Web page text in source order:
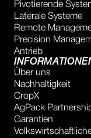
Pivotierende
Laterale Systeme
Remote
Precision
Antrieb
Über uns
Nachhaltigkeit
CropX
AgPack
Garantien